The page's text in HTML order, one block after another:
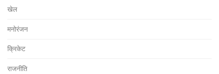
खेल
मनोरंजन
क्रिकेट
राजनीति